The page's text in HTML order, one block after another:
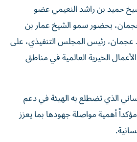
حميد بن راشد النعيمي عضو
بحضور سمو الشيخ عمار بن
رئيس المجلس التنفيذي، على
الخيرية العالمية في مناطق
الذي تضطلع به الهيئة في دعم
أهمية مواصلة جهودها بما يعزز